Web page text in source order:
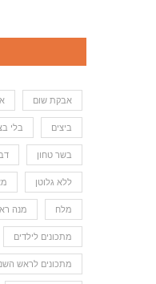
אבקת שום
ביצים בלי
בשר טחון
ללא גלוטן
מלח מנה
מתכונים לילדים
מתכונים לראש